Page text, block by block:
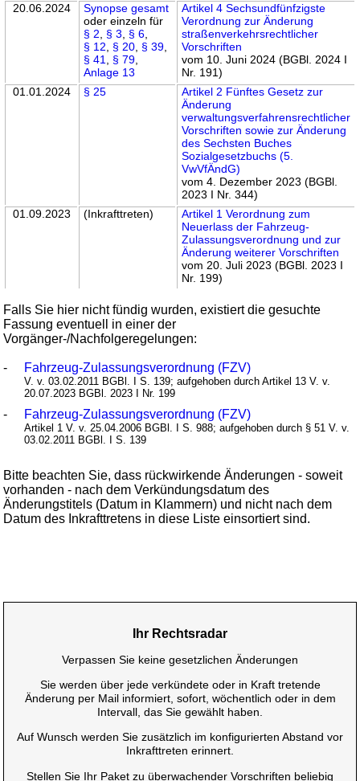
20.06.2024
Synopse gesamt
oder einzeln für
§ 2
§ 3 § 6
§ 12
§ 20 § 39
§ 41
§ 79
Anlage 13
Artikel 4 Sechsundfünfzigste
Verordnung zur Änderung
straßenverkehrsrechtlicher
Vorschriften
vom 10. Juni 2024 (BGBl. 2024 I
Nr. 191)
01.01.2024
§ 25
Artikel 2 Fünftes Gesetz zur
Änderung
verwaltungsverfahrensrechtlicher
Vorschriften sowie zur Änderung
des Sechsten Buches
Sozialgesetzbuchs (5.
VwVfÄndG)
vom 4. Dezember 2023 (BGBl.
2023 I Nr. 344)
01.09.2023
(Inkrafttreten)
Artikel 1 Verordnung zum
Neuerlass der Fahrzeug-
Zulassungsverordnung und zur
Änderung weiterer Vorschriften
vom 20. Juli 2023 (BGBl. 2023 I
Nr. 199)
Falls Sie hier nicht fündig wurden, existiert die gesuchte
Fassung eventuell in einer der
Vorgänger-/Nachfolgeregelungen:
- Fahrzeug-Zulassungsverordnung (FZV)
V. v. 03.02.2011 BGBl. I S. 139; aufgehoben durch Artikel 13 V. v.
20.07.2023 BGBl. 2023 I Nr. 199
- Fahrzeug-Zulassungsverordnung (FZV)
Artikel 1 V. v. 25.04.2006 BGBl. I S. 988; aufgehoben durch § 51 V. v.
03.02.2011 BGBl. I S. 139
Bitte beachten Sie, dass rückwirkende Änderungen - soweit
vorhanden - nach dem Verkündungsdatum des
Änderungstitels (Datum in Klammern) und nicht nach dem
Datum des Inkrafttretens in diese Liste einsortiert sind.
Ihr Rechtsradar
Verpassen Sie keine gesetzlichen Änderungen
Sie werden über jede verkündete oder in Kraft tretende
Änderung per Mail informiert, sofort, wöchentlich oder in dem
Intervall, das Sie gewählt haben.
Auf Wunsch werden Sie zusätzlich im konfigurierten Abstand vor
Inkrafttreten erinnert.
Stellen Sie Ihr Paket zu überwachender Vorschriften beliebig